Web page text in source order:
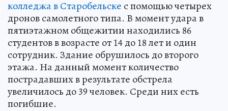
колледжа в Старобельске с помощью четырех
дронов самолетного типа. В момент удара в
пятиэтажном общежитии находились 86
студентов в возрасте от 14 до 18 лет и один
сотрудник. Здание обрушилось до второго
этажа. На данный момент количество
пострадавших в результате обстрела
увеличилось до 39 человек. Среди них есть
погибшие.